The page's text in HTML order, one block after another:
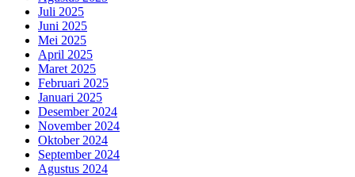
Juli 2025
Juni 2025
Mei 2025
April 2025
Maret 2025
Februari 2025
Januari 2025
Desember 2024
November 2024
Oktober 2024
September 2024
Agustus 2024